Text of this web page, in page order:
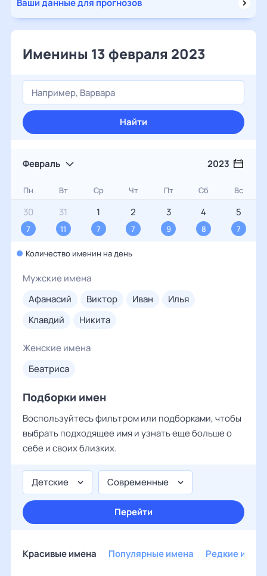
Ваши данные для прогнозов
Именины 13 февраля 2023
Найти
Февраль 2023
Пн Вт Ср Чт Пт Сб Вс
30
7
31
11
1
7
2
7
3
9
4
8
5
7
Количество именин на день
Мужские имена
афанасий
виктор иван
илья
клавдий
никита
Женские имена
беатриса
Подборки имен
Воспользуйтесь фильтром или подборками, чтобы
выбрать подходящее имя и узнать еще больше о
себе и своих близких.
Детские Современные
Перейти
Красивые имена Популярные имена Редкие